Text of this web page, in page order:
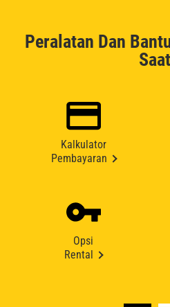
Peralatan Dan
Saat
Kalkulator
Pembayaran
Opsi
Rental